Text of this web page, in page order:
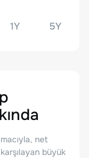
1Y 5Y
net
büyük